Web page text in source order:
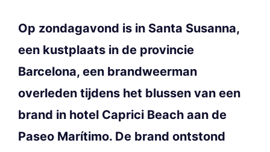
Op zondagavond is in Santa Susanna,
een kustplaats in de provincie
Barcelona, een brandweerman
overleden tijdens het blussen van een
brand in hotel Caprici Beach aan de
Paseo Marítimo. De brand ontstond